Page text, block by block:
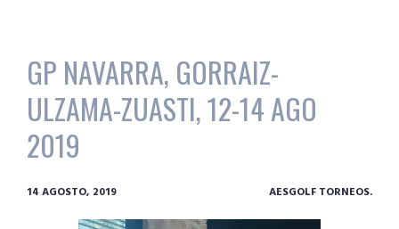
GP NAVARRA, GORRAIZ-
ULZAMA-ZUASTI, 12-14 AGO
2019
14 AGOSTO, 2019 AESGOLF TORNEOS.